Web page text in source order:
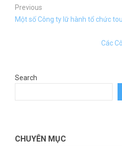
Previous
Một số Công ty lữ hành tổ chức
Các
Search
CHUYÊN MỤC